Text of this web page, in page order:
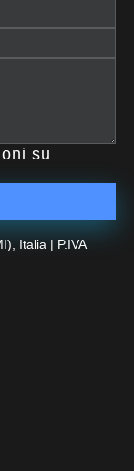
su
Italia | P.IVA